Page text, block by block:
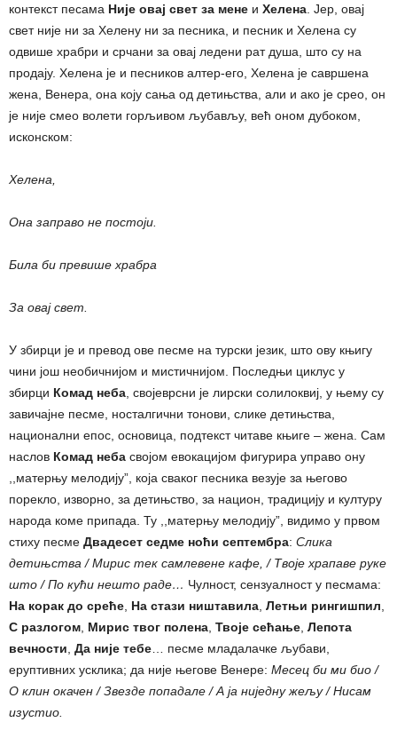
контекст песама Није овај свет за мене и Хелена . Јер, овај
свет није ни за Хелену ни за песника, и песник и Хелена су
одвише храбри и срчани за овај ледени рат душа, што су на
продају. Хелена је и песников алтер-его, Хелена је савршена
жена, Венера, она коју сања од детињства, али и ако је срео, он
је није смео волети горљивом љубављу, већ оном дубоком,
исконском:
Хелена,
Она заправо не постоји.
Била би превише храбра
За овај свет.
У збирци је и превод ове песме на турски језик, што ову књигу
чини још необичнијом и мистичнијом. Последњи циклус у
збирци Комад неба , својеврсни је лирски солилоквиј, у њему су
завичајне песме, носталгични тонови, слике детињства,
национални епос, основица, подтекст читаве књиге ‒ жена. Сам
наслов Комад неба својом евокацијом фигурира управо ону
,,матерњу мелодију”, која сваког песника везује за његово
порекло, изворно, за детињство, за национ, традицију и културу
народа коме припада. Ту ,,матерњу мелодију”, видимо у првом
стиху песме Двадесет седме ноћи септембра: Слика
детињства / Мирис тек самлевене кафе, / Твоје храпаве руке
што / По кући нешто раде… Чулност, сензуалност у песмама:
На корак до среће На стази ништавила Летњи рингишпил
С разлогом Мирис твог полена Твоје сећање Лепота
вечности Да није тебе … песме младалачке љубави,
еруптивних усклика; да није његове Венере: Месец би ми био /
О клин окачен / Звезде попадале / А ја ниједну жељу / Нисам
изустио.